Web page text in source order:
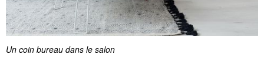
Un coin bureau dans le salon